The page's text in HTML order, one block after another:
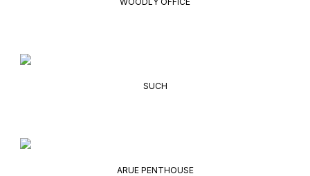
SUCH
ARUE PENTHOUSE